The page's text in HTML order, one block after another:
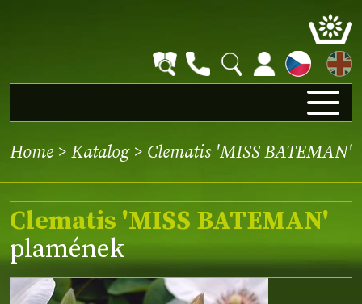
EN
Home > Katalog> Clematis 'MISS BATEMAN'
Clematis 'MISS BATEMAN'
plamének